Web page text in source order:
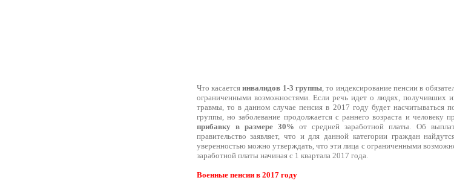
Что касаетсяинвалидов 1-3 группы, то индексирование пенсии в
ограниченными возможностями. Если речь идет о людях, получивших
травмы, то в данном случае пенсия в 2017 году будет
группы, но заболевание продолжается с раннего возраста и человеку
прибавку в размере 30% от средней заработной платы. Об
правительство заявляет, что и для данной категории граждан
уверенностью можно утверждать, что эти лица с ограниченными
заработной платы начиная с 1 квартала 2017 года.
Военные пенсии в 2017 году